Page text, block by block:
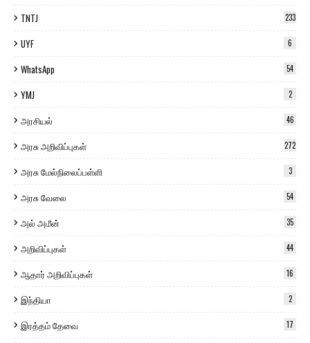
TNTJ 233
UYF 6
WhatsApp 54
YMJ 2
அரசியல் 46
அரசு அறிவிப்புகள் 272
அரசு மேல்நிலைப்பள்ளி 3
அரசு வேலை 54
அல் அமீன் 35
அறிவிப்புகள் 44
ஆதார் அறிவிப்புகள் 16
இந்தியா 2
இரத்தம் தேவை 17